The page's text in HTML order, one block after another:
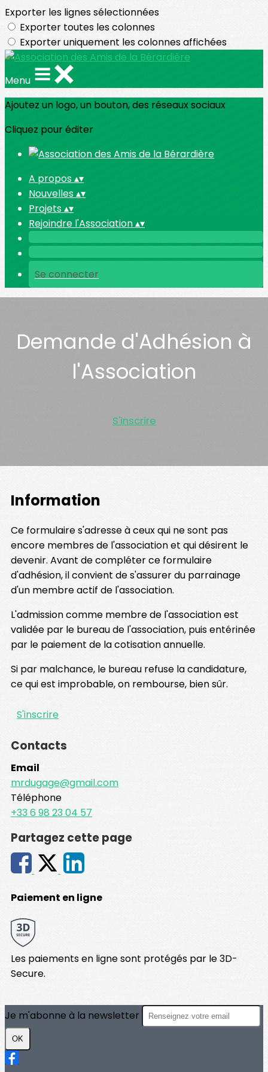
Exporter les lignes sélectionnées
Exporter toutes les colonnes
Exporter uniquement les colonnes affichées
Menu
Ajoutez un logo, un bouton, des réseaux sociaux
Cliquez pour éditer
A propos▴▾
Nouvelles▴▾
Projets▴▾
Rejoindre l'Association▴▾
Se connecter
Demande d'Adhésion à
l'Association
S'inscrire
Information
Ce formulaire s'adresse à ceux qui ne sont pas
encore membres de l'association et qui désirent le
devenir. Avant de compléter ce formulaire
d'adhésion, il convient de s'assurer du parrainage
d'un membre actif de l'association.
L'admission comme membre de l'association est
validée par le bureau de l'association, puis entérinée
par le paiement de la cotisation annuelle.
Si par malchance, le bureau refuse la candidature,
ce qui est improbable, on rembourse, bien sûr.
S'inscrire
Contacts
Email
mrdugage@gmail.com
Téléphone
+33 6 98 23 04 57
Partagez cette page
Paiement en ligne
Les paiements en ligne sont protégés par le 3D-
Secure.
Je m'abonne à la newsletter
OK